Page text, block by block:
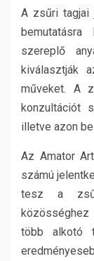
A zsűri tagjai
szereplő
kiválasztják
műveket. A
konzultációt
illetve azon
Az Amator
számú
tesz a
több alkotó